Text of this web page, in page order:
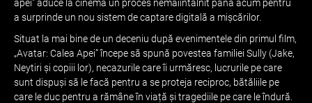
apei" aduce la cinema un proces nemaiîntâlnit până acum pentru
a surprinde un nou sistem de captare digitală a mișcărilor.
Situat la mai bine de un deceniu după evenimentele din primul film,
„Avatar: Calea Apei” începe să spună povestea familiei Sully (Jake,
Neytiri și copiii lor), necazurile care îi urmăresc, lucrurile pe care
sunt dispuși să le facă pentru a se proteja reciproc, bătăliile pe
care le duc pentru a rămâne în viață și tragediile pe care le îndură.